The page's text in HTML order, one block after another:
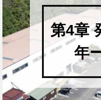
第4章
年